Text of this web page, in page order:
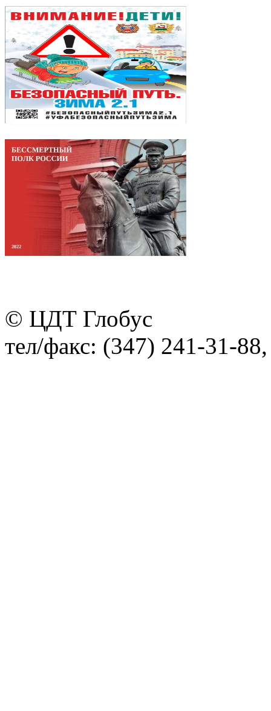
© ЦДТ Глобус
тел/факс: (347) 241-31-